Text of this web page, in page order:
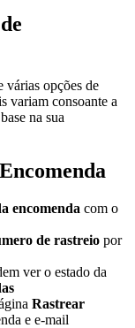
várias opções de
variam consoante a
na sua
encomenda com o
de rastreio por
ver o estado da
Rastrear
e e-mail